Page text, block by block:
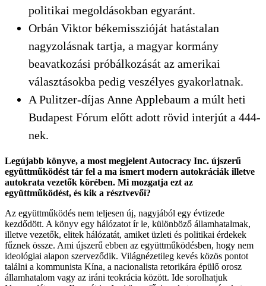
politikai megoldásokban egyaránt.
Orbán Viktor békemisszióját hatástalan
nagyzolásnak tartja, a magyar kormány
beavatkozási próbálkozását az amerikai
választásokba pedig veszélyes gyakorlatnak.
A Pulitzer-díjas Anne Applebaum a múlt heti
Budapest Fórum előtt adott rövid interjút a 444-
nek.
Legújabb könyve, a most megjelent Autocracy Inc. újszerű
együttműködést tár fel a ma ismert modern autokráciák illetve
autokrata vezetők körében. Mi mozgatja ezt az
együttműködést, és kik a résztvevői?
Az együttműködés nem teljesen új, nagyjából egy évtizede
kezdődött. A könyv egy hálózatot ír le, különböző államhatalmak,
illetve vezetők, elitek hálózatát, amiket üzleti és politikai érdekek
fűznek össze. Ami újszerű ebben az együttműködésben, hogy nem
ideológiai alapon szerveződik. Világnézetileg kevés közös pontot
találni a kommunista Kína, a nacionalista retorikára épülő orosz
államhatalom vagy az iráni teokrácia között. Ide sorolhatjuk